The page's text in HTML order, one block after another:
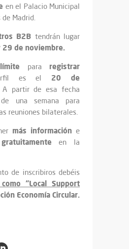
en el Palacio Municipal
Madrid.
B2B tendrán lugar
29 de noviembre.
para registrar
es el 20 de
. A partir de esa fecha
de una semana para
reuniones bilaterales.
más información e
en la
de inscribiros debéis
“Local Support
Economía Circular.